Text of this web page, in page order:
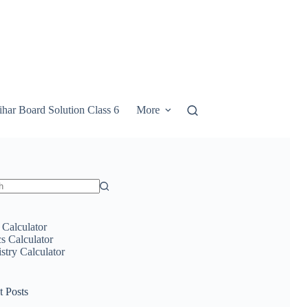
Board Solution Class 6 More
Calculator
Calculator
Posts